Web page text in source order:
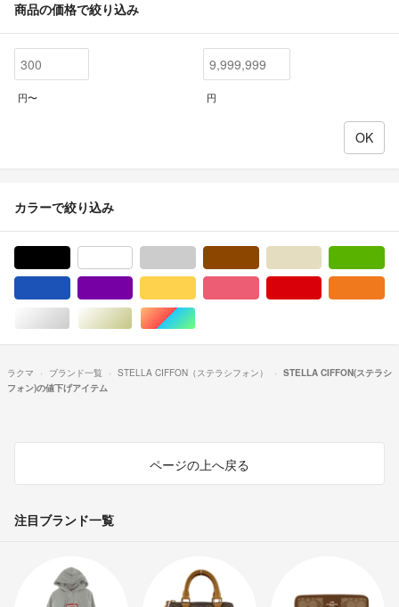
商品の価格で絞り込み
円〜 円
カラーで絞り込み
シルバー/銀色系ゴールド/金色系マルチカラー
ラクマ ブランド一覧 STELLA CIFFON（ステラシフォン）
STELLA CIFFON(ステラシ
フォン)の値下げアイテム
ページの上へ戻る
注目ブランド一覧